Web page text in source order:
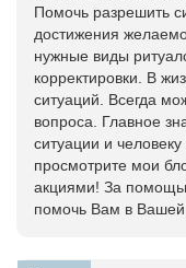
Помочь разрешить
достижения
нужные виды
корректировки. В
ситуаций. Всегда
вопроса. Главное
ситуации и
просмотрите мои
акциями! За
помочь Вам в Вашей